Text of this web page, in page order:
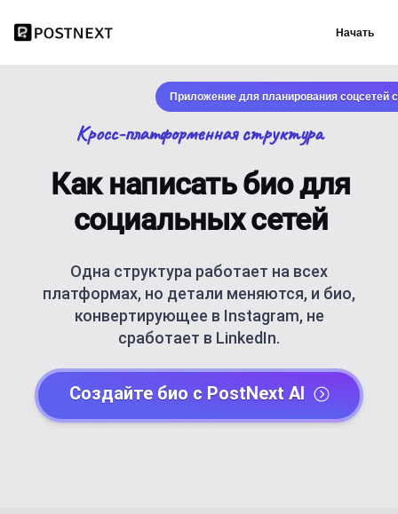
Начать
Приложение для планирования соцсетей
Кросс-платформенная структура
Как написать био для
социальных сетей
Одна структура работает на всех
платформах, но детали меняются, и био,
конвертирующее в Instagram, не
сработает в LinkedIn.
Создайте био с PostNext AI